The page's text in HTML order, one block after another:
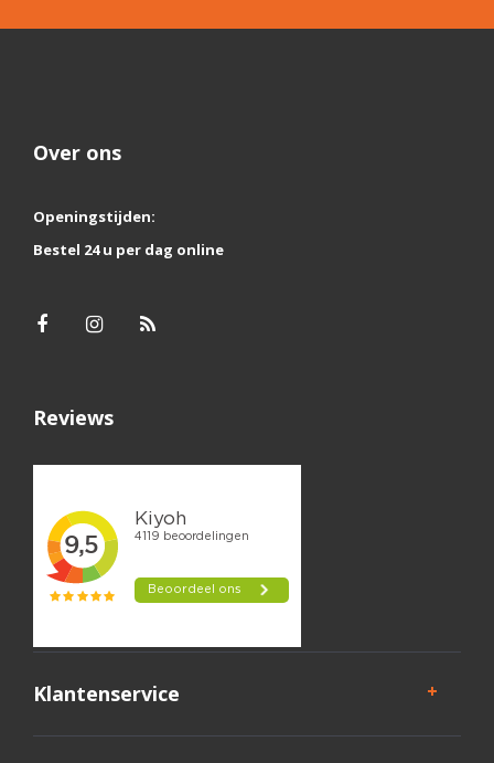
Over ons
Openingstijden:
Bestel 24 u per dag online
Reviews
Klantenservice